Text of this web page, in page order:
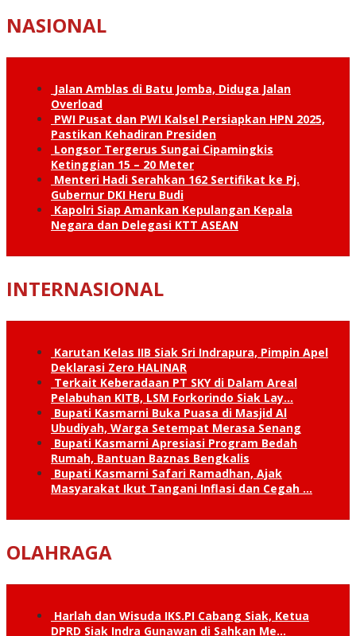
NASIONAL
Jalan Amblas di Batu Jomba, Diduga Jalan
Overload
PWI Pusat dan PWI Kalsel Persiapkan HPN 2025,
Pastikan Kehadiran Presiden
Longsor Tergerus Sungai Cipamingkis
Ketinggian 15 – 20 Meter
Menteri Hadi Serahkan 162 Sertifikat ke Pj.
Gubernur DKI Heru Budi
Kapolri Siap Amankan Kepulangan Kepala
Negara dan Delegasi KTT ASEAN
INTERNASIONAL
Karutan Kelas IIB Siak Sri Indrapura, Pimpin Apel
Deklarasi Zero HALINAR
Terkait Keberadaan PT SKY di Dalam Areal
Pelabuhan KITB, LSM Forkorindo Siak Lay…
Bupati Kasmarni Buka Puasa di Masjid Al
Ubudiyah, Warga Setempat Merasa Senang
Bupati Kasmarni Apresiasi Program Bedah
Rumah, Bantuan Baznas Bengkalis
Bupati Kasmarni Safari Ramadhan, Ajak
Masyarakat Ikut Tangani Inflasi dan Cegah …
OLAHRAGA
Harlah dan Wisuda IKS.PI Cabang Siak, Ketua
DPRD Siak Indra Gunawan di Sahkan Me…